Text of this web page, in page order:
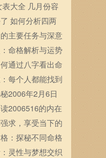
大全 几月份容
如何分析四两
主要任务与深意
命格解析与运势
通过八字看出命
每个人都能找到
2006年2月6日
2006516的内在
求，享受当下的
：探秘不同命格
灵性与梦想交织